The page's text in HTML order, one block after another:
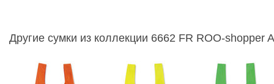
Другие сумки из коллекции 6662 FR ROO-shopper A